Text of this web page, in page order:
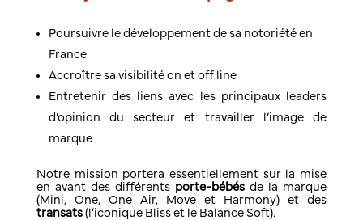
Poursuivre le développement de sa notoriété en
France
Accroître sa visibilité on et off line
Entretenir des liens avec les principaux leaders
d’opinion du secteur et travailler l’image de
marque
Notre mission portera essentiellement sur la mise
en avant des différents porte-bébés de la marque
(Mini, One, One Air, Move et Harmony) et des
transats(l’iconique Bliss et le Balance Soft).